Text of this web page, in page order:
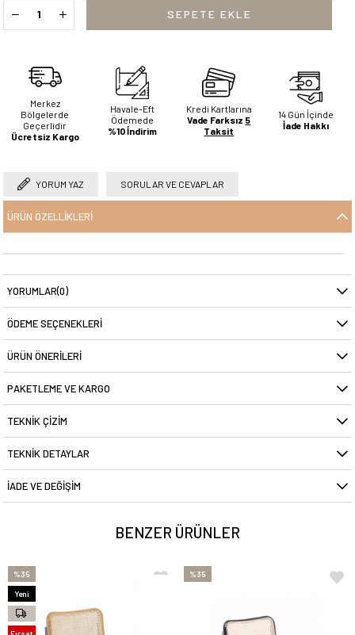
Merkez
Bölgelerde
Geçerlidir
Ücretsiz Kargo
Havale-Eft
Ödemede
%10 İndirim
Kredi Kartlarına
Vade Farksız 5
Taksit
14 Gün İçinde
İade Hakkı
YORUM YAZ SORULAR VE CEVAPLAR
ÜRÜN ÖZELLIKLERI
YORUMLAR(0)
ÖDEME SEÇENEKLERI
ÜRÜN ÖNERILERI
PAKETLEME VE KARGO
TEKNIK ÇIZIM
TEKNIK DETAYLAR
İADE VE DEĞIŞIM
BENZER ÜRÜNLER
%35
Yeni
Ürün
%35